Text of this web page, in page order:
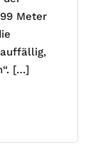
Meter
[…]